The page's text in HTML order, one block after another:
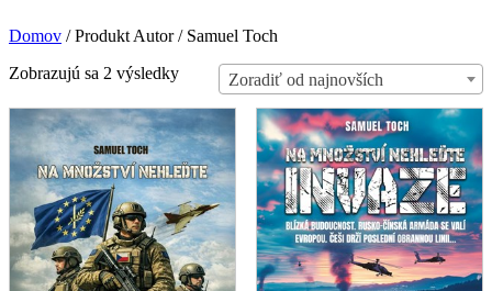
Domov /Produkt Autor/Samuel Toch
Zoradiť od najnovších
Zobrazujú sa 2 výsledkyZoradené
podľa
najnovších